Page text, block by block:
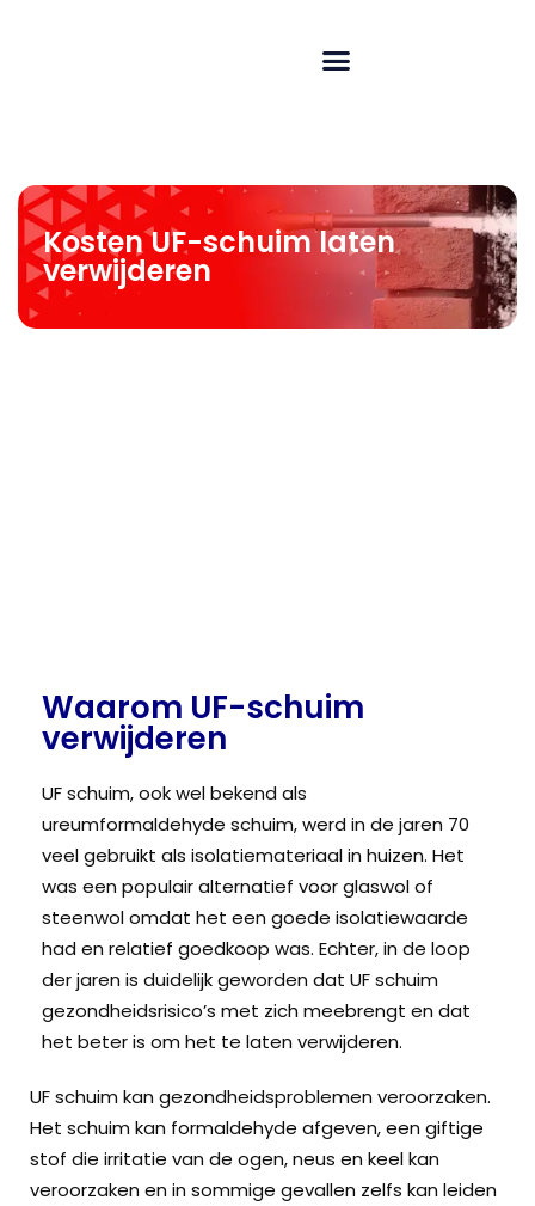
Kosten UF-schuim laten
verwijderen
Waarom UF-schuim
verwijderen
UF schuim, ook wel bekend als
ureumformaldehyde schuim, werd in de jaren 70
veel gebruikt als isolatiemateriaal in huizen. Het
was een populair alternatief voor glaswol of
steenwol omdat het een goede isolatiewaarde
had en relatief goedkoop was. Echter, in de loop
der jaren is duidelijk geworden dat UF schuim
gezondheidsrisico’s met zich meebrengt en dat
het beter is om het te laten verwijderen.
UF schuim kan gezondheidsproblemen veroorzaken.
Het schuim kan formaldehyde afgeven, een giftige
stof die irritatie van de ogen, neus en keel kan
veroorzaken en in sommige gevallen zelfs kan leiden